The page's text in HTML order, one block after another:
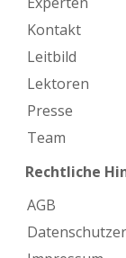
Kontakt
Leitbild
Lektoren
Presse
Team
Rechtliche
AGB